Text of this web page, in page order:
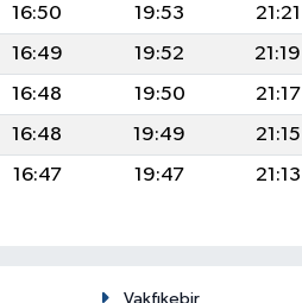
16:50 19:53
21:21
16:49 19:52
21:19
16:48 19:50
21:17
16:48 19:49
21:15
16:47 19:47 21:13
Vakfıkebir